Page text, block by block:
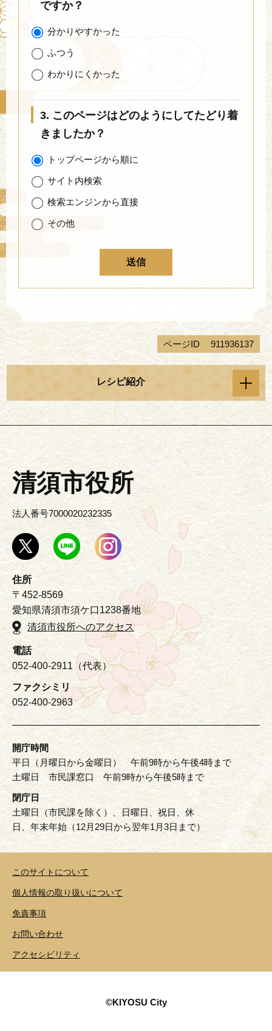
ですか？
分かりやすかった
ふつう
わかりにくかった
3. このページはどのようにしてたどり着
きましたか？
トップページから順に
サイト内検索
検索エンジンから直接
その他
ページID 911936137
レシピ紹介
清須市役所
法人番号7000020232335
住所
〒452-8569
愛知県清須市須ケ口1238番地
清須市役所へのアクセス
電話
052-400-2911（代表）
ファクシミリ
052-400-2963
開庁時間
平日（月曜日から金曜日） 午前9時から午後4時まで
土曜日 市民課窓口 午前9時から午後5時まで
閉庁日
土曜日（市民課を除く）、日曜日、祝日、休
日、年末年始（12月29日から翌年1月3日まで）
このサイトについて
個人情報の取り扱いについて
免責事項
お問い合わせ
アクセシビリティ
©KIYOSU City